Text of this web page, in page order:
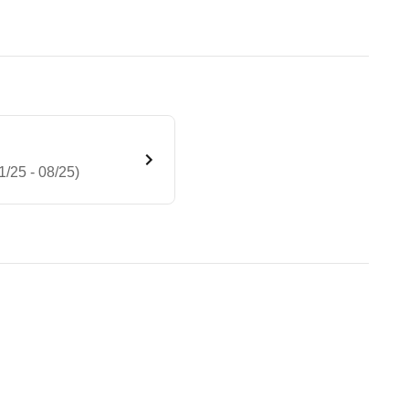
25 - 08/25)
Fahrzeug.
für Fahrer und Beifahrer sowie einen